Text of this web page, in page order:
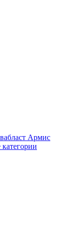
Армис
категории